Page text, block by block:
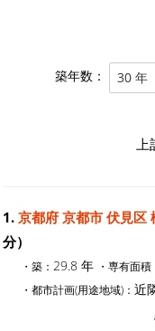
築年数： 30 年
1. 京都府 京都市 伏見区
分）
・築： 29.8 年 ・専有面積
・都市計画(用途地域)： 近